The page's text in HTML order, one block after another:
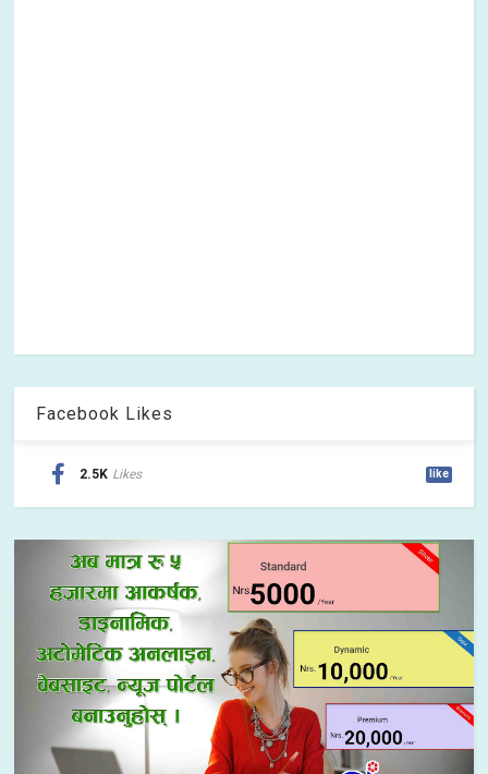
Facebook Likes
2.5K Likes like